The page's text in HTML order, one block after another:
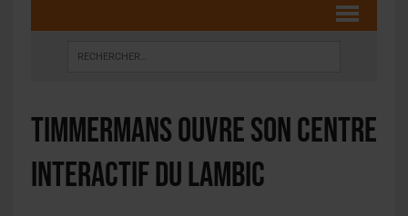
Timmermans ouvre son centre
interactif du lambic